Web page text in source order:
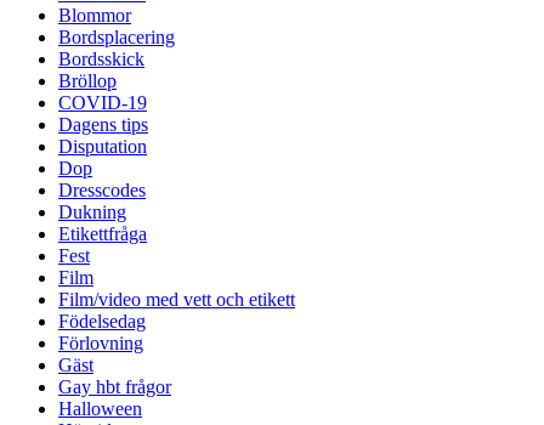
Blommor
Bordsplacering
Bordsskick
Bröllop
COVID-19
Dagens tips
Disputation
Dop
Dresscodes
Dukning
Etikettfråga
Fest
Film
Film/video med vett och etikett
Födelsedag
Förlovning
Gäst
Gay hbt frågor
Halloween